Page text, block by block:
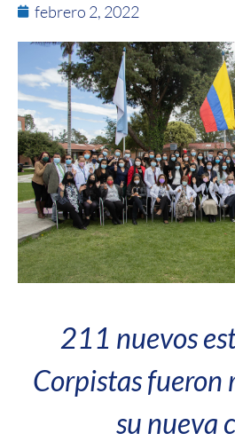
febrero 2, 2022
211 nuevos
Corpistas fueron
su nueva